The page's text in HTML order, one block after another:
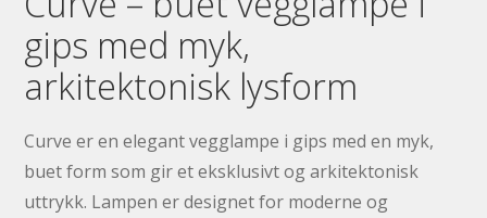
gips med myk,
arkitektonisk lysform
Curve er en elegant vegglampe i gips med en myk,
buet form som gir et eksklusivt og arkitektonisk
uttrykk. Lampen er designet for moderne og